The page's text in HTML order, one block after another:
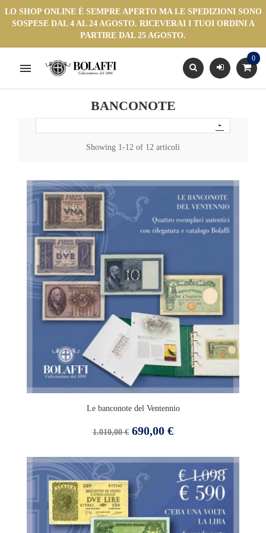
LO SHOP ONLINE È SEMPRE APERTO MA LE SPEDIZIONI SONO
SOSPESE DAL 4 AL 24 AGOSTO. RICEVERAI I TUOI ORDINI A
PARTIRE DAL 25 AGOSTO.

0
BANCONOTE

Showing 1-12 of 12 articoli
Le banconote del Ventennio
Prezzo
1.010,00 € Prezzo
690,00 €